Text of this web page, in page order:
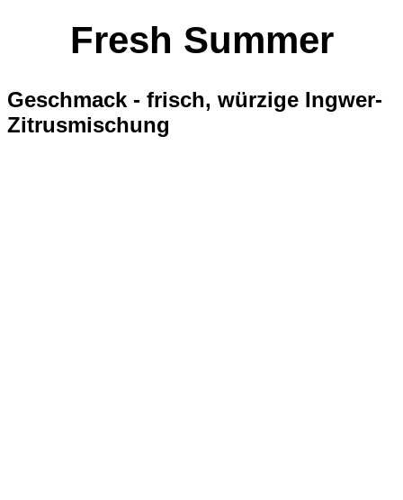
Fresh Summer
Geschmack - frisch, würzige Ingwer-
Zitrusmischung